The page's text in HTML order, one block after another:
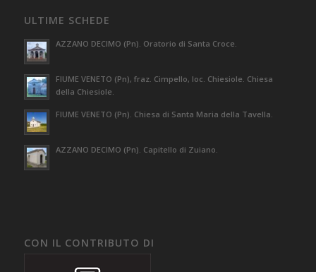
ULTIME SCHEDE
AZZANO DECIMO (Pn). Oratorio di Santa Croce.
FIUME VENETO (Pn), fraz. Cimpello, loc. Chiesiole. Chiesa
della Chiesiole.
FIUME VENETO (Pn). Chiesa di Santa Maria della Tavella.
AZZANO DECIMO (Pn). Capitello di Zuiano.
CON IL CONTRIBUTO DI